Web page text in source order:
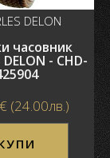
DELON
часовник
DELON - CHD-
(24.00лв.)